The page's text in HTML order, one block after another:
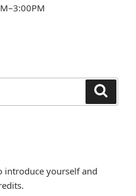
introduce yourself and